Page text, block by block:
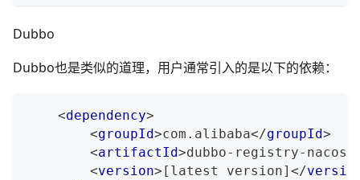
Dubbo
Dubbo也是类似的道理，用户通常引入的是以下的依赖：
<dependency>
<groupId>com.alibaba</groupId>
<artifactId>dubbo-registry-nacos
<version> [latest version] </